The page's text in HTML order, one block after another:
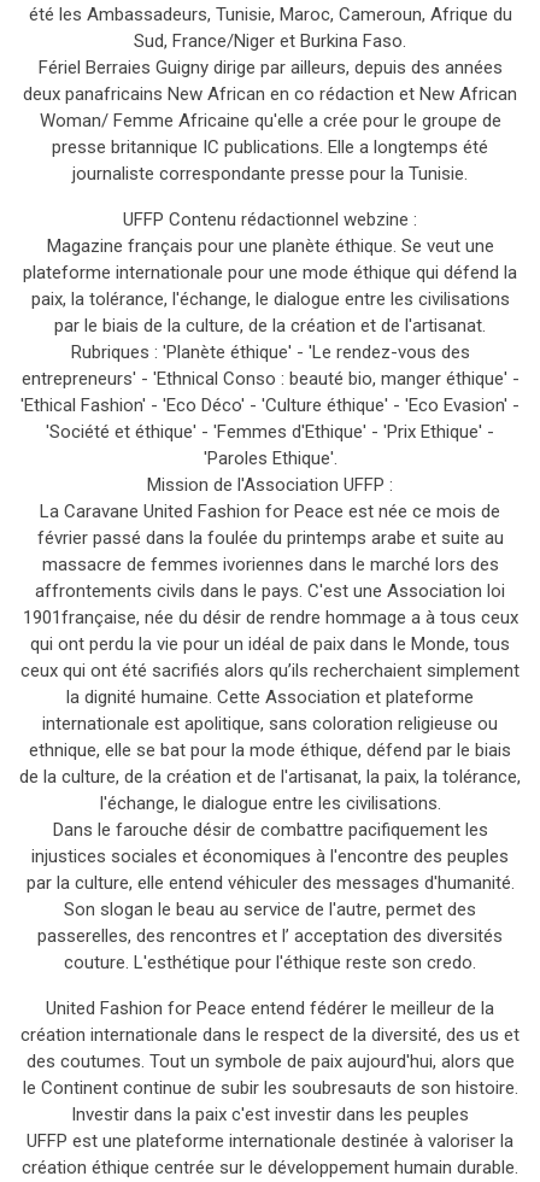
été les Ambassadeurs, Tunisie, Maroc, Cameroun, Afrique du
Sud, France/Niger et Burkina Faso.
Fériel Berraies Guigny dirige par ailleurs, depuis des années
deux panafricains New African en co rédaction et New African
Woman/ Femme Africaine qu'elle a crée pour le groupe de
presse britannique IC publications. Elle a longtemps été
journaliste correspondante presse pour la Tunisie.
UFFP Contenu rédactionnel webzine :
Magazine français pour une planète éthique. Se veut une
plateforme internationale pour une mode éthique qui défend la
paix, la tolérance, l'échange, le dialogue entre les civilisations
par le biais de la culture, de la création et de l'artisanat.
Rubriques : 'Planète éthique' - 'Le rendez-vous des
entrepreneurs' - 'Ethnical Conso : beauté bio, manger éthique' -
'Ethical Fashion' - 'Eco Déco' - 'Culture éthique' - 'Eco Evasion' -
'Société et éthique' - 'Femmes d'Ethique' - 'Prix Ethique' -
'Paroles Ethique'.
Mission de l'Association UFFP :
La Caravane United Fashion for Peace est née ce mois de
février passé dans la foulée du printemps arabe et suite au
massacre de femmes ivoriennes dans le marché lors des
affrontements civils dans le pays. C'est une Association loi
1901française, née du désir de rendre hommage a à tous ceux
qui ont perdu la vie pour un idéal de paix dans le Monde, tous
ceux qui ont été sacrifiés alors qu’ils recherchaient simplement
la dignité humaine. Cette Association et plateforme
internationale est apolitique, sans coloration religieuse ou
ethnique, elle se bat pour la mode éthique, défend par le biais
de la culture, de la création et de l'artisanat, la paix, la tolérance,
l'échange, le dialogue entre les civilisations.
Dans le farouche désir de combattre pacifiquement les
injustices sociales et économiques à l'encontre des peuples
par la culture, elle entend véhiculer des messages d'humanité.
Son slogan le beau au service de l'autre, permet des
passerelles, des rencontres et l’ acceptation des diversités
couture. L'esthétique pour l'éthique reste son credo.
United Fashion for Peace entend fédérer le meilleur de la
création internationale dans le respect de la diversité, des us et
des coutumes. Tout un symbole de paix aujourd'hui, alors que
le Continent continue de subir les soubresauts de son histoire.
Investir dans la paix c'est investir dans les peuples
UFFP est une plateforme internationale destinée à valoriser la
création éthique centrée sur le développement humain durable.